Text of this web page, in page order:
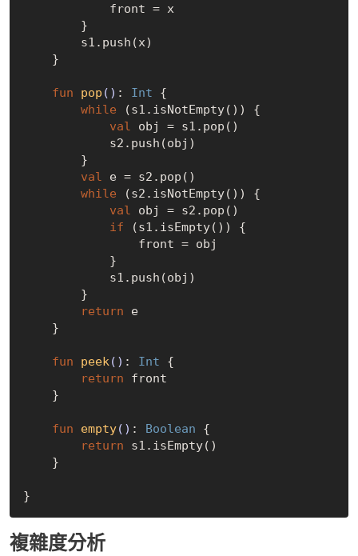
fun pop () : Int {
while (s1.isNotEmpty()) {
val obj = s1.pop()
val e = s2.pop()
while (s2.isNotEmpty()) {
val obj = s2.pop()
if (s1.isEmpty()) {
return e
fun peek() : Int {
return front
fun empty() : Boolean {
return s1.isEmpty()
複雜度分析